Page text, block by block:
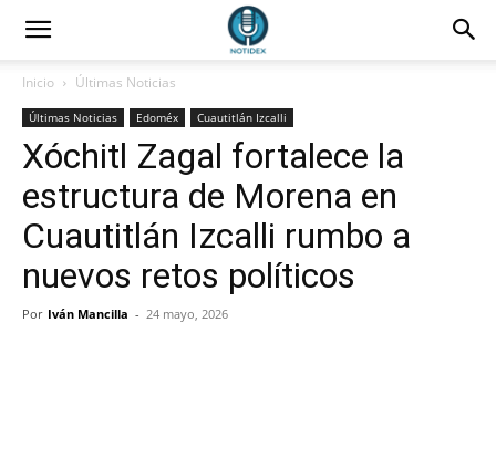
Inicio Últimas Noticias
Últimas Noticias Edoméx Cuautitlán Izcalli
Xóchitl Zagal fortalece la
estructura de Morena en
Cuautitlán Izcalli rumbo a
nuevos retos políticos
Por Iván Mancilla - 24 mayo, 2026